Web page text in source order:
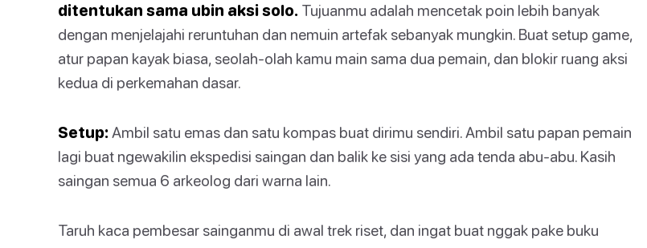
ditentukan sama ubin aksi solo. Tujuanmu adalah mencetak poin lebih banyak
dengan menjelajahi reruntuhan dan nemuin artefak sebanyak mungkin. Buat setup game,
atur papan kayak biasa, seolah-olah kamu main sama dua pemain, dan blokir ruang aksi
kedua di perkemahan dasar.
Setup: Ambil satu emas dan satu kompas buat dirimu sendiri. Ambil satu papan pemain
lagi buat ngewakilin ekspedisi saingan dan balik ke sisi yang ada tenda abu-abu. Kasih
saingan semua 6 arkeolog dari warna lain.
Taruh kaca pembesar sainganmu di awal trek riset, dan ingat buat nggak pake buku